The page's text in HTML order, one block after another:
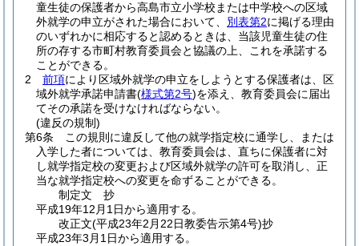
童生徒の保護者から高島市立小学校または中学校への区域
外就学の申立がされた場合において、 別表第2に掲げる理由
のいずれかに相応すると認めるときは、当該児童生徒の住
所の存する市町村教育委員会と協議の上、これを承諾する
ことができる。
2
前項により区域外就学の申立をしようとする保護者は、区
域外就学承諾申請書(様式第2号)を添え、教育委員会に届出
てその承諾を受けなければならない。
(違反の規制)
第6条
この規則に違反して他の就学指定校に通学し、または
入学した者については、教育委員会は、直ちに保護者に対
し就学指定校の変更および区域外就学の許可を取消し、正
当な就学指定校への変更を命ずることができる。
制定文 抄
平成19年12月1日から適用する。
改正文(平成23年2月22日教委告示第4号)抄
平成23年3月1日から適用する。